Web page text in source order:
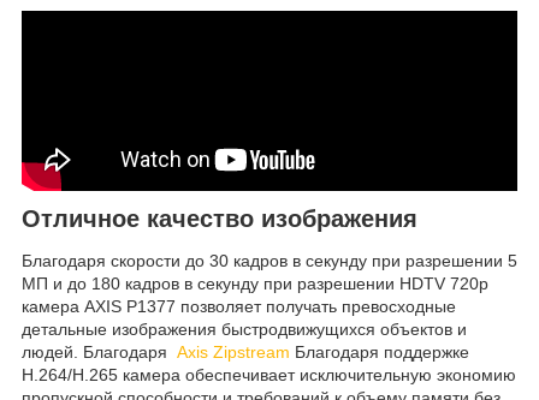
Отличное качество изображения
Благодаря скорости до 30 кадров в секунду при разрешении 5
МП и до 180 кадров в секунду при разрешении HDTV 720p
камера AXIS P1377 позволяет получать превосходные
детальные изображения быстродвижущихся объектов и
людей. Благодаря Axis Zipstream Благодаря поддержке
H.264/H.265 камера обеспечивает исключительную экономию